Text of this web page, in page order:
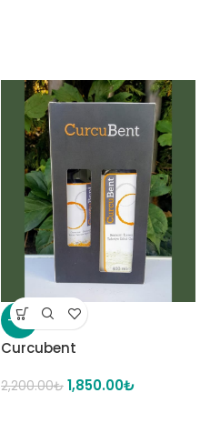
-16%
Curcubent
2,200.00₺ 1,850.00₺